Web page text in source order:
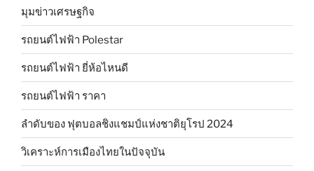
มุมข่าวเศรษฐกิจ
รถยนต์ไฟฟ้า Polestar
รถยนต์ไฟฟ้า ยี่ห้อไหนดี
รถยนต์ไฟฟ้า ราคา
ลำดับของ ฟุตบอลชิงแชมป์แห่งชาติยุโรป 2024
วิเคราะห์การเมืองไทยในปัจจุบัน